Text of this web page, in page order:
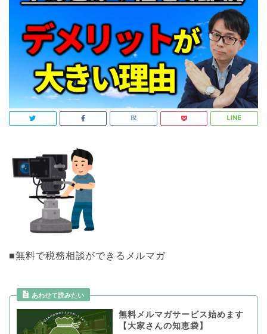
■無料で税務相談ができるメルマガ
あわせて読みたい
無料メルマガサービス始めます
【大家さんの知恵袋】